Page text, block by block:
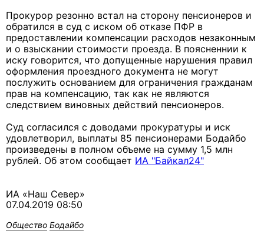
Прокурор резонно встал на сторону пенсионеров и
обратился в суд с иском об отказе ПФР в
предоставлении компенсации расходов незаконным
и о взыскании стоимости проезда. В поясненнии к
иску говорится, что допущенные нарушения правил
оформления проездного документа не могут
послужить основанием для ограничения гражданам
прав на компенсацию, так как не являются
следствием виновных действий пенсионеров.
Суд согласился с доводами прокуратуры и иск
удовлетворил, выплаты 85 пенсионерами Бодайбо
произведены в полном объеме на сумму 1,5 млн
рублей. Об этом сообщает ИА "Байкал24"
ИА «Наш Север»
07.04.2019 08:50
Общество Бодайбо